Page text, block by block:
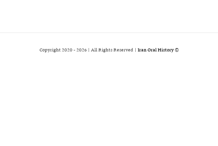
© Copyright 2020 -
2026 | All Rights Reserved | Iran Oral History